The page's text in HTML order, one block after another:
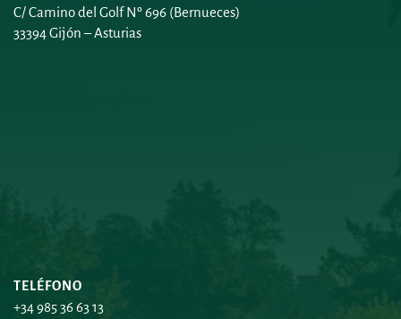
C/ Camino del Golf Nº 696 (Bernueces)
33394 Gijón – Asturias
TELÉFONO
+34 985 36 63 13